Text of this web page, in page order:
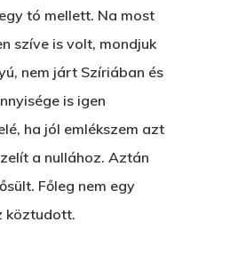
tó mellett. Na most
szíve is volt, mondjuk
nem járt Szíriában és
is igen
ha jól emlékszem azt
a nullához. Aztán
Főleg nem egy
köztudott.